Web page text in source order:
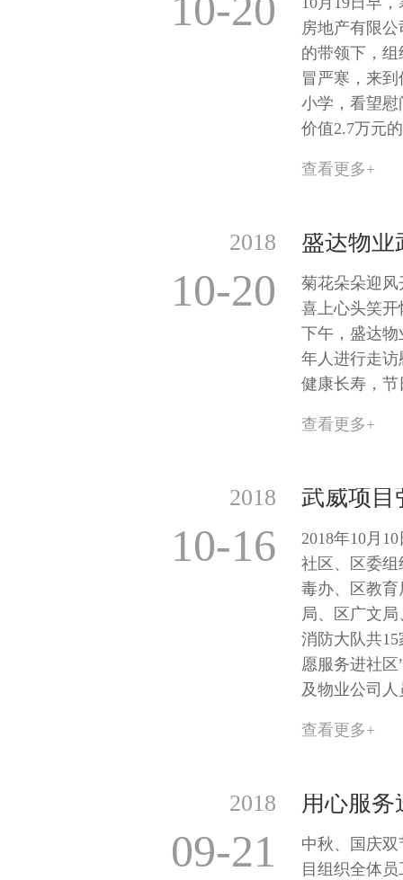
房地产有限
的带领下，
冒严寒，来
小学，看望慰
价值2.7万元
查看更多+
2018
10-20
菊花朵朵迎
喜上心头笑开
下午，盛达
年人进行走
健康长寿，节
查看更多+
2018
10-16
2018年10月
社区、区委
毒办、区教
局、区广文
消防大队共
愿服务进社
及物业公司
查看更多+
2018
09-21
中秋、国庆
目组织全体